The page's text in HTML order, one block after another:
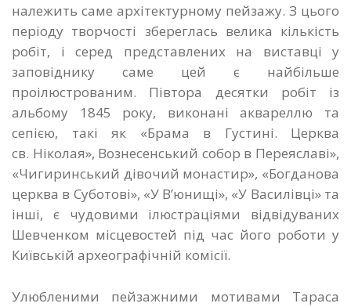
належить саме архітектурному пейзажу. З цього
періоду творчості збереглась велика кількість
робіт, і серед представлених на виставці у
заповіднику саме цей є найбільше
проілюстрованим. Півтора десятки робіт із
альбому 1845 року, виконані аквареллю та
сепією, такі як «Брама в Густині. Церква
св. Ніколая», Вознесенський собор в Переяславі»,
«Чигиринський дівочий монастир», «Богданова
церква в Суботові», «У В’юнищі», «У Василівці» та
інші, є чудовими ілюстраціями відвідуваних
Шевченком місцевостей під час його роботи у
Київській археографічній комісії.
Улюбленими пейзажними мотивами Тараса